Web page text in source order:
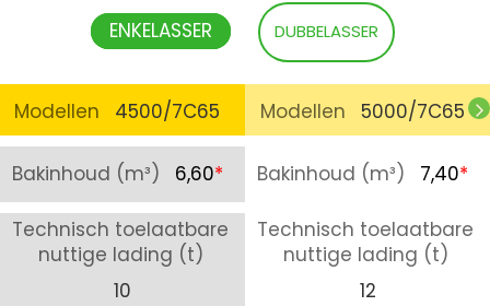
ENKELASSER DUBBELASSER
Modellen 4500/7C65 Modellen 5000/7C65
Bakinhoud (m³) 6,60* Bakinhoud (m³) 7,40*
Technisch toelaatbare
nuttige lading (t)
10
Technisch toelaatbare
nuttige lading (t)
12